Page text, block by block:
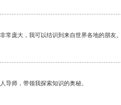
常庞大，我可以结识到来自世界各地的朋友。
导师，带领我探索知识的奥秘。